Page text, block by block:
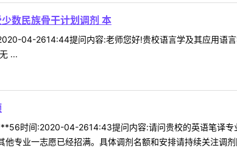
数民族骨干计划调剂 本
04-2614:44提问内容:老师您好!贵校语言学及其应用语
...
时间:2020-04-2614:43提问内容:请问贵校的英语笔译
专业一志愿已经招满。具体调剂名额和安排请持续关注调